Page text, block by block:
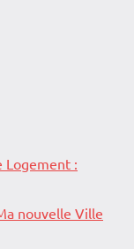
Logement :
nouvelle Ville